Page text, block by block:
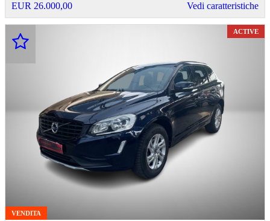
EUR 26.000,00 Vedi caratteristiche
VENDITA
ACTIVE